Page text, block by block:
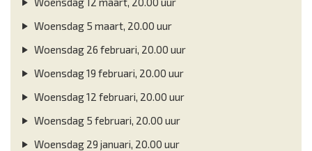
Woensdag 5 maart, 20.00 uur
Woensdag 26 februari, 20.00 uur
Woensdag 19 februari, 20.00 uur
Woensdag 12 februari, 20.00 uur
Woensdag 5 februari, 20.00 uur
Woensdag 29 januari, 20.00 uur